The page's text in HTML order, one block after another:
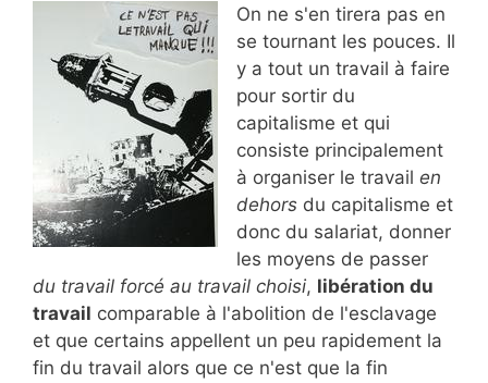
On ne s'en tirera pas en
se tournant les pouces. Il
y a tout un travail à faire
pour sortir du
capitalisme et qui
consiste principalement
à organiser le travail en
dehors du capitalisme et
donc du salariat, donner
les moyens de passer
du travail forcé au travail choisi, libération du
travail comparable à l'abolition de l'esclavage
et que certains appellent un peu rapidement la
fin du travail alors que ce n'est que la fin